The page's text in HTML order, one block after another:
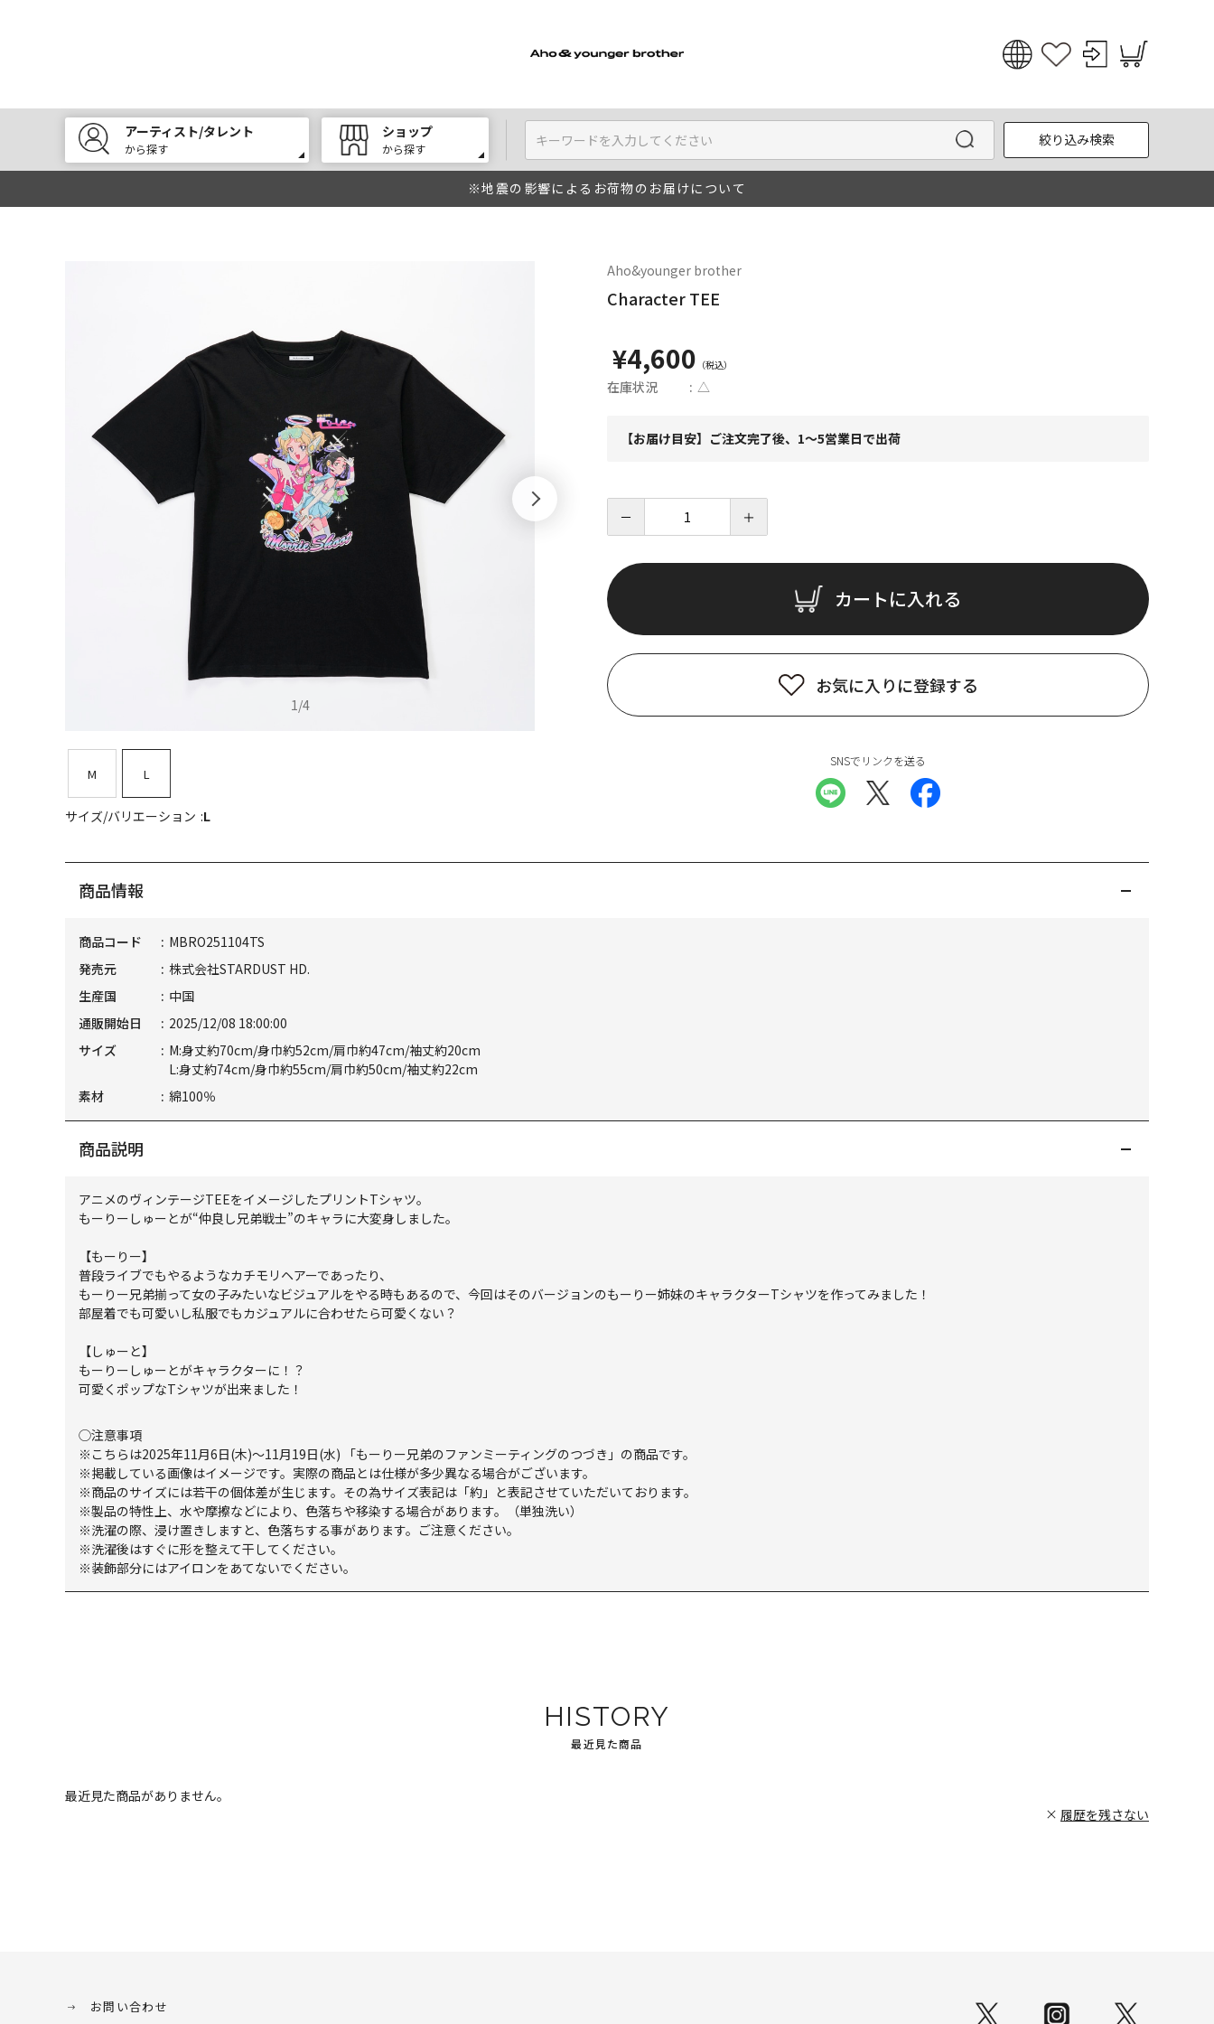
English
한국어
アーティスト/タレント
から探す
ショップ
から探す
絞り込み検索
※地震の影響によるお荷物のお届けについて
1/4
M L
サイズ/バリエーション L
Aho&younger brother
Character TEE
¥4,600
在庫状況 △
【お届け目安】ご注文完了後、1～5営業日で出荷
－ ＋
カートに入れる
お気に入りに登録する
SNSでリンクを送る
商品情報
商品コード
MBRO251104TS
発売元
株式会社STARDUST HD.
生産国
中国
通販開始日
2025/12/08 18:00:00
サイズ
M:身丈約70cm/身巾約52cm/肩巾約47cm/袖丈約20cm
L:身丈約74cm/身巾約55cm/肩巾約50cm/袖丈約22cm
素材
綿100％
商品説明
アニメのヴィンテージTEEをイメージしたプリントTシャツ。
もーりーしゅーとが“仲良し兄弟戦士”のキャラに大変身しました。
【もーりー】
普段ライブでもやるようなカチモリヘアーであったり、
もーりー兄弟揃って女の子みたいなビジュアルをやる時もあるので、今回はそのバージョンのもーりー姉妹のキャラクターTシャツを作ってみました！
部屋着でも可愛いし私服でもカジュアルに合わせたら可愛くない？
【しゅーと】
もーりーしゅーとがキャラクターに！？
可愛くポップなTシャツが出来ました！
◯注意事項
※こちらは2025年11月6日(木)～11月19日(水) 「もーりー兄弟のファンミーティングのつづき」の商品です。
※掲載している画像はイメージです。実際の商品とは仕様が多少異なる場合がございます。
※商品のサイズには若干の個体差が生じます。その為サイズ表記は「約」と表記させていただいております。
※製品の特性上、水や摩擦などにより、色落ちや移染する場合があります。（単独洗い）
※洗濯の際、浸け置きしますと、色落ちする事があります。ご注意ください。
※洗濯後はすぐに形を整えて干してください。
※装飾部分にはアイロンをあてないでください。
HISTORY
最近見た商品
最近見た商品がありません。
履歴を残さない
お問い合わせ